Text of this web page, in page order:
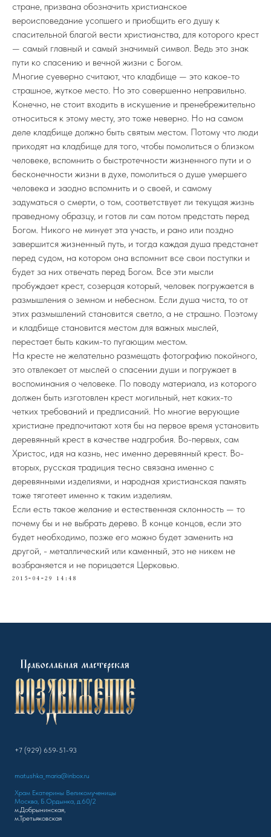
стране, призвана обозначить христианское
вероисповедание усопшего и приобщить его душу к
спасительной благой вести христианства, для которого крест
— самый главный и самый значимый символ. Ведь это знак
пути ко спасению и вечной жизни с Богом.
Многие суеверно считают, что кладбище — это какое-то
страшное, жуткое место. Но это совершенно неправильно.
Конечно, не стоит входить в искушение и пренебрежительно
относиться к этому месту, это тоже неверно. Но на самом
деле кладбище должно быть святым местом. Потому что люди
приходят на кладбище для того, чтобы помолиться о близком
человеке, вспомнить о быстротечности жизненного пути и о
бесконечности жизни в духе, помолиться о душе умершего
человека и заодно вспомнить и о своей, и самому
задуматься о смерти, о том, соответствует ли текущая жизнь
праведному образцу, и готов ли сам потом предстать перед
Богом. Никого не минует эта участь, и рано или поздно
завершится жизненный путь, и тогда каждая душа предстанет
перед судом, на котором она вспомнит все свои поступки и
будет за них отвечать перед Богом. Все эти мысли
пробуждает крест, созерцая который, человек погружается в
размышления о земном и небесном. Если душа чиста, то от
этих размышлений становится светло, а не страшно. Поэтому
и кладбище становится местом для важных мыслей,
перестает быть каким-то пугающим местом.
На кресте не желательно размещать фотографию покойного,
это отвлекает от мыслей о спасении души и погружает в
воспоминания о человеке. По поводу материала, из которого
должен быть изготовлен крест могильный, нет каких-то
четких требований и предписаний. Но многие верующие
христиане предпочитают хотя бы на первое время установить
деревянный крест в качестве надгробия. Во-первых, сам
Христос, идя на казнь, нес именно деревянный крест. Во-
вторых, русская традиция тесно связана именно с
деревянными изделиями, и народная христианская память
тоже тяготеет именно к таким изделиям.
Если есть такое желание и естественная склонность — то
почему бы и не выбрать дерево. В конце концов, если это
будет необходимо, позже его можно будет заменить на
другой, - металлический или каменный, это не никем не
возбраняется и не порицается Церковью.
2015-04-29 14:48
+7 (929) 659-51-93
matushka_maria@inbox.ru
Храм Екатерины Великомученицы
Москва, Б.Ордынка, д.60/2
м.Добрынинская,
м.Третьяковская